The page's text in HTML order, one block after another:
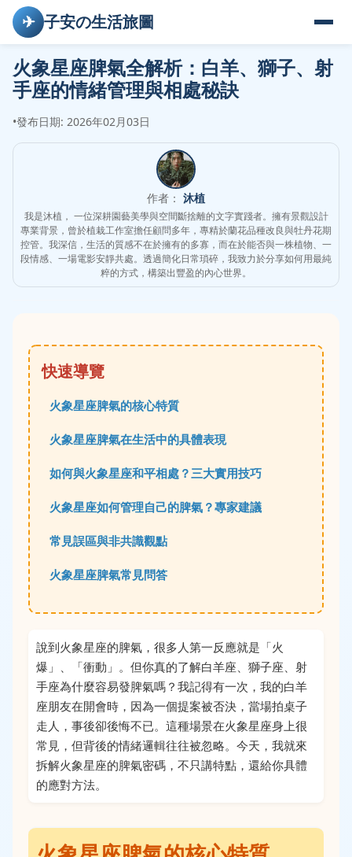
✈ 子安の生活旅圖
火象星座脾氣全解析：白羊、獅子、射
手座的情緒管理與相處秘訣
•發布日期: 2026年02月03日
作者： 沐植
我是沐植， 一位深耕園藝美學與空間斷捨離的文字實踐者。擁有景觀設計
專業背景，曾於植栽工作室擔任顧問多年，專精於蘭花品種改良與牡丹花期
控管。我深信，生活的質感不在於擁有的多寡，而在於能否與一株植物、一
段情感、一場電影安靜共處。透過簡化日常瑣碎，我致力於分享如何用最純
粹的方式，構築出豐盈的內心世界。
快速導覽
火象星座脾氣的核心特質
火象星座脾氣在生活中的具體表現
如何與火象星座和平相處？三大實用技巧
火象星座如何管理自己的脾氣？專家建議
常見誤區與非共識觀點
火象星座脾氣常見問答
說到火象星座的脾氣，很多人第一反應就是「火
爆」、「衝動」。但你真的了解白羊座、獅子座、射
手座為什麼容易發脾氣嗎？我記得有一次，我的白羊
座朋友在開會時，因為一個提案被否決，當場拍桌子
走人，事後卻後悔不已。這種場景在火象星座身上很
常見，但背後的情緒邏輯往往被忽略。今天，我就來
拆解火象星座的脾氣密碼，不只講特點，還給你具體
的應對方法。